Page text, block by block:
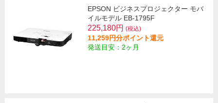
EPSON ビジネスプロジェクター モバ
イルモデル EB-1795F
225,180円 (税込)
11,259円分ポイント還元
発送目安：2ヶ月